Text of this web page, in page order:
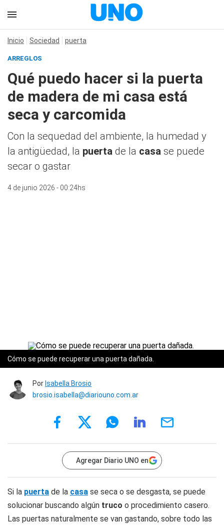
Inicio Sociedad puerta
ARREGLOS
Qué puedo hacer si la puerta
de madera de mi casa está
seca y carcomida
Con la sequedad del ambiente, la humedad y
la antigüedad, la puerta de la casa se puede
secar o gastar
4 de junio 2026 - 00:24hs
Cómo se puede recuperar una puerta dañada.
Por Isabella Brosio
brosio.isabella@diariouno.com.ar
Agregar Diario UNO en
Si la puerta de la casa se seca o se desgasta, se puede
solucionar buscando algún truco o procedimiento casero.
Las puertas naturalmente se van gastando, sobre todo las